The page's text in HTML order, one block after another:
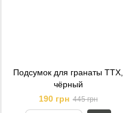
Подсумок для гранаты TTX,
чёрный
190 грн 445 грн